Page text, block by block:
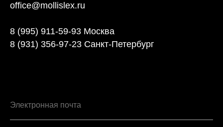
office@mollislex.ru
8 (995) 911-59-93 Москва
8 (931) 356-97-23 Санкт-Петербург
Электронная почта